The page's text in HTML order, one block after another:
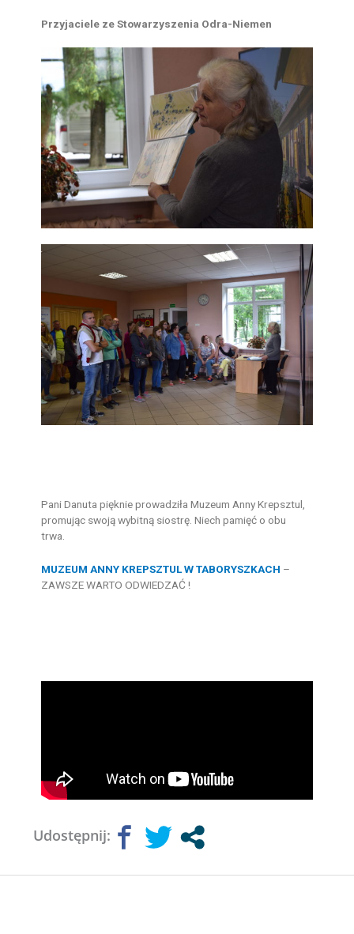
Przyjaciele ze Stowarzyszenia Odra-Niemen
Pani Danuta pięknie prowadziła Muzeum Anny Krepsztul,
promując swoją wybitną siostrę. Niech pamięć o obu
trwa.
MUZEUM ANNY KREPSZTUL W TABORYSZKACH –
ZAWSZE WARTO ODWIEDZAĆ !
Udostępnij: